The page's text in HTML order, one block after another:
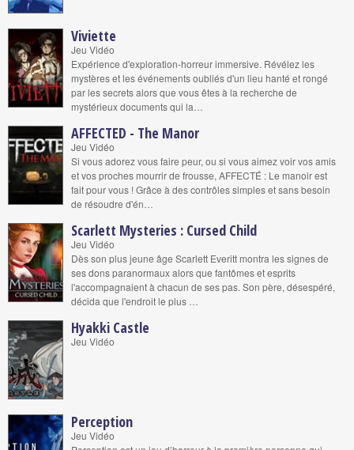
Viviette
Jeu Vidéo
Expérience d'exploration-horreur immersive. Révélez les
mystères et les événements oubliés d'un lieu hanté et rongé
par les secrets alors que vous êtes à la recherche de
mystérieux documents qui la…
AFFECTED - The Manor
Jeu Vidéo
Si vous adorez vous faire peur, ou si vous aimez voir vos amis
et vos proches mourrir de frousse, AFFECTÉ : Le manoir est
fait pour vous ! Grâce à des contrôles simples et sans besoin
de résoudre d'én…
Scarlett Mysteries : Cursed Child
Jeu Vidéo
Dès son plus jeune âge Scarlett Everitt montra les signes de
ses dons paranormaux alors que fantômes et esprits
l'accompagnaient à chacun de ses pas. Son père, désespéré,
décida que l'endroit le plus …
Hyakki Castle
Jeu Vidéo
Perception
Jeu Vidéo